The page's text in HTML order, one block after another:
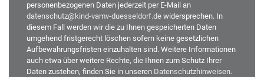
personenbezogenen Daten jederzeit per E-Mail an
datenschutz@kind-vamv-duesseldorf.de widersprechen. In
diesem Fall werden wir die zu Ihnen gespeicherten Daten
umgehend fristgerecht löschen sofern keine gesetzlichen
Aufbewahrungsfristen einzuhalten sind. Weitere Informationen
auch etwa über weitere Rechte, die Ihnen zum Schutz Ihrer
Daten zustehen, finden Sie in unseren Datenschutzhinweisen.